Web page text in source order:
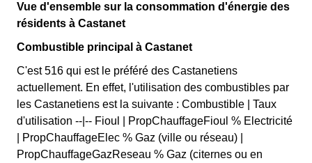
Vue d'ensemble sur la consommation d'énergie des
résidents à Castanet
Combustible principal à Castanet
C'est 516 qui est le préféré des Castanetiens
actuellement. En effet, l'utilisation des combustibles par
les Castanetiens est la suivante : Combustible | Taux
d'utilisation --|-- Fioul | PropChauffageFioul % Electricité
| PropChauffageElec % Gaz (ville ou réseau) |
PropChauffageGazReseau % Gaz (citernes ou en